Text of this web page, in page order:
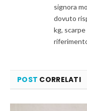
signora
dovuto
kg,
POST CORRELATI